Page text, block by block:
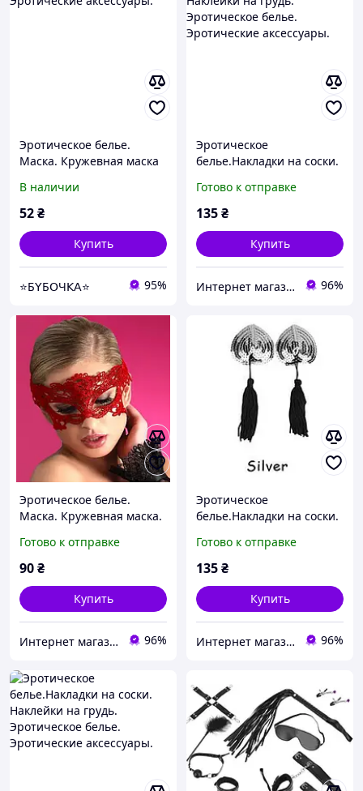
Эротическое белье.
Маска. Кружевная маска
аксессуары.
В наличии
52₴
Купить
⭐Б𝖸Б𝖮Ч𝖪𝖠⭐ 95%
Эротическое
белье.Накладки на соски.
Эротическое белье.
Эротические аксессуары.
Готово к отправке
135₴
Купить
Интернет магазин ФЕЕРИЯ 96%
Эротическое белье.
Маска. Кружевная маска.
Готово к отправке
90₴
Купить
Интернет магазин ФЕЕРИЯ 96%
Эротическое
белье.Накладки на соски.
Эротическое белье.
Эротические аксессуары.
Готово к отправке
135₴
Купить
Интернет магазин ФЕЕРИЯ 96%